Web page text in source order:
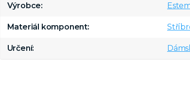
Výrobce
Materiál komponent
Určení